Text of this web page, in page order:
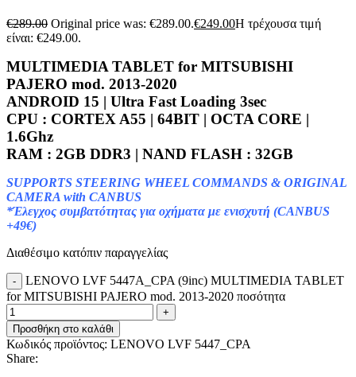
€289.00 Original price was: €289.00.€249.00Η τρέχουσα τιμή
είναι: €249.00.
MULTIMEDIA TABLET for MITSUBISHI
PAJERO mod. 2013-2020
ANDROID 15 | Ultra Fast Loading 3sec
CPU : CORTEX A55 | 64BIT | OCTA CORE |
1.6Ghz
RAM : 2GB DDR3 | NAND FLASH : 32GB
SUPPORTS STEERING WHEEL COMMANDS & ORIGINAL
CAMERA with CANBUS
*Έλεγχος συμβατότητας για οχήματα με ενισχυτή (CANBUS
+49€)
Διαθέσιμο κατόπιν παραγγελίας
LENOVO LVF 5447A_CPA (9inc) MULTIMEDIA TABLET
for MITSUBISHI PAJERO mod. 2013-2020 ποσότητα
Προσθήκη στο καλάθι
Κωδικός προϊόντος: LENOVO LVF 5447_CPA
Share: